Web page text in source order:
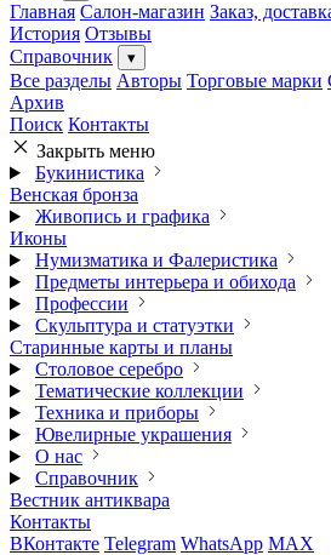
Главная Салон-магазин Заказ,
История Отзывы
Справочник
▾
Все разделы Авторы Торговые марки
Архив
Поиск Контакты
Закрыть меню
Букинистика
Венская бронза
Живопись и графика
Иконы
Нумизматика и Фалеристика
Предметы интерьера и обихода
Профессии
Скульптура и статуэтки
Старинные карты и планы
Столовое серебро
Тематические коллекции
Техника и приборы
Ювелирные украшения
О нас
Справочник
Вестник антиквара
Контакты
ВКонтакте Telegram WhatsApp MAX